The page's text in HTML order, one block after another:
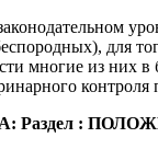
для
многие из них
Раздел :